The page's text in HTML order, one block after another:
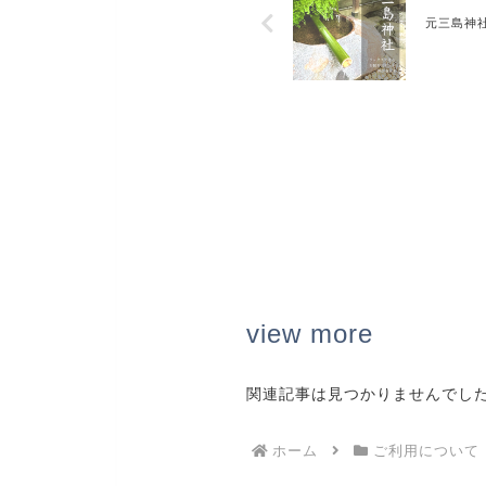
元三島神
view more
関連記事は見つかりませんでした
ホーム ご利用について